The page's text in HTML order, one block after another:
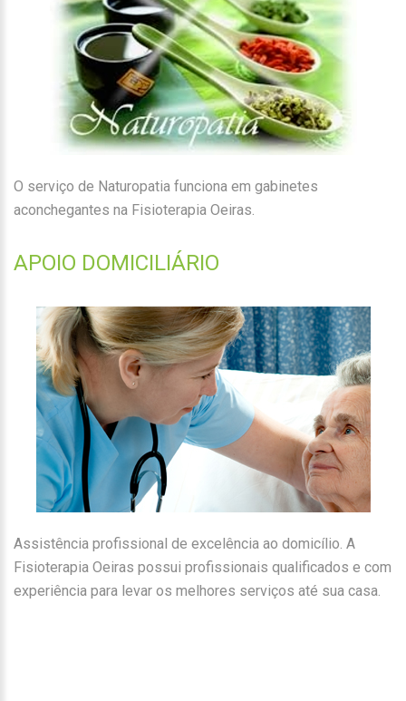
O serviço de Naturopatia funciona em gabinetes
aconchegantes na Fisioterapia Oeiras.
APOIO DOMICILIÁRIO
Assistência profissional de excelência ao domicílio. A
Fisioterapia Oeiras possui profissionais qualificados e com
experiência para levar os melhores serviços até sua casa.